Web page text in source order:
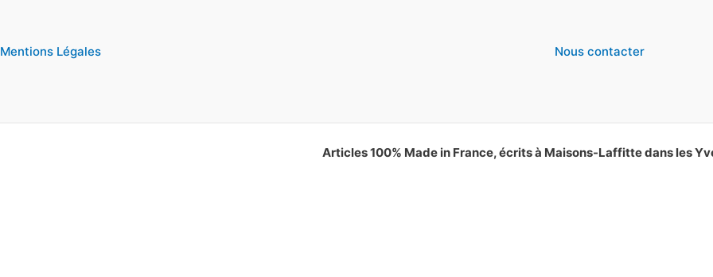
Mentions Légales Nous contacter
Articles 100% Made in France, écrits à Maisons-Laffitte dans les